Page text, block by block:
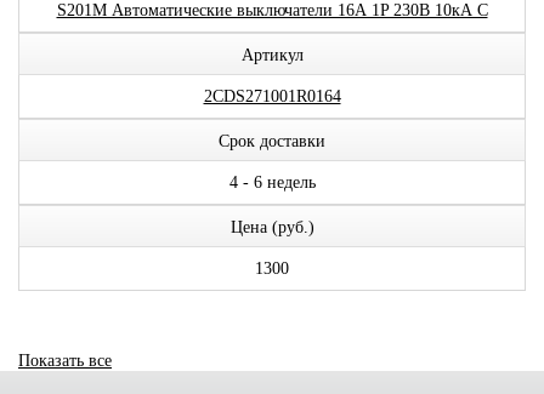
S201M Автоматические выключатели 16А 1P 230В 10кА C
Артикул
2CDS271001R0164
Срок доставки
4 - 6 недель
Цена (руб.)
1300
Показать все